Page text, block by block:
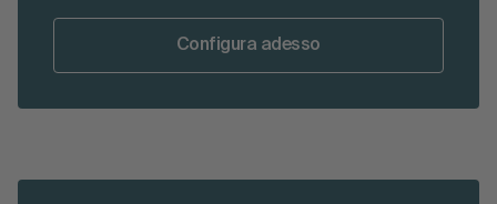
Configura adesso